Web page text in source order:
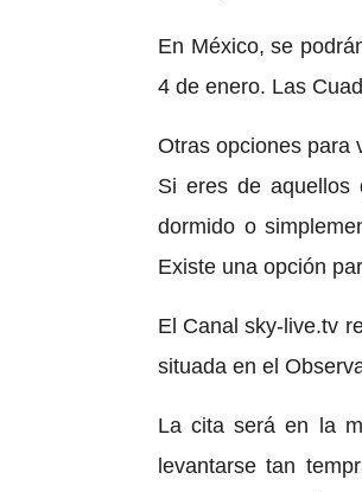
En México, se
4 de enero. Las
Otras opciones para
Si eres de aquellos
dormido o
Existe una opción
El Canal sky-live.tv
situada en el
La cita será en la
levantarse tan